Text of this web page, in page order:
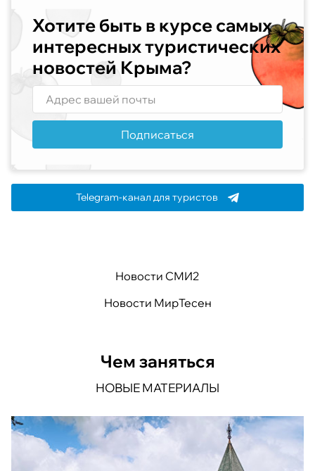
Хотите быть в курсе самых
интересных туристических
новостей Крыма?
Подписаться
Telegram-канал для туристов
Новости СМИ2
Новости МирТесен
Чем заняться
НОВЫЕ МАТЕРИАЛЫ